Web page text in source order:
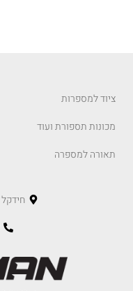
ציוד למספרות
מכונות תספורת ועוד
תאורה למספרה
חידקל 9 איזור התעשיה יבנה